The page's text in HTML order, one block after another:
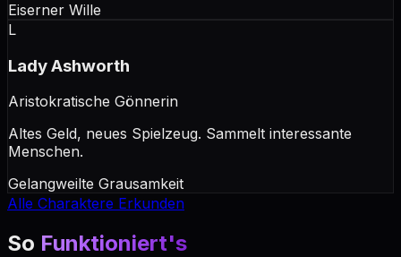
Eiserner Wille
L
Lady Ashworth
Aristokratische Gönnerin
Altes Geld, neues Spielzeug. Sammelt interessante
Menschen.
Gelangweilte Grausamkeit
Alle Charaktere Erkunden
So Funktioniert's